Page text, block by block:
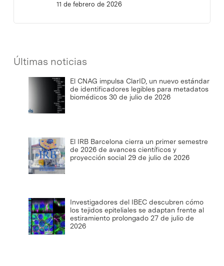
11 de febrero de 2026
Últimas noticias
El CNAG impulsa ClarID, un nuevo estándar
de identificadores legibles para metadatos
biomédicos 30 de julio de 2026
El IRB Barcelona cierra un primer semestre
de 2026 de avances científicos y
proyección social 29 de julio de 2026
Investigadores del IBEC descubren cómo
los tejidos epiteliales se adaptan frente al
estiramiento prolongado 27 de julio de
2026